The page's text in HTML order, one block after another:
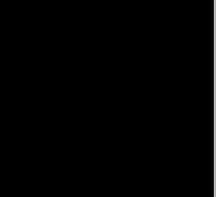
casa
casa
de la Espada